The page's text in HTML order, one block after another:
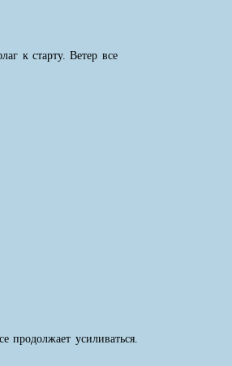
к старту. Ветер все
продолжает усиливаться.